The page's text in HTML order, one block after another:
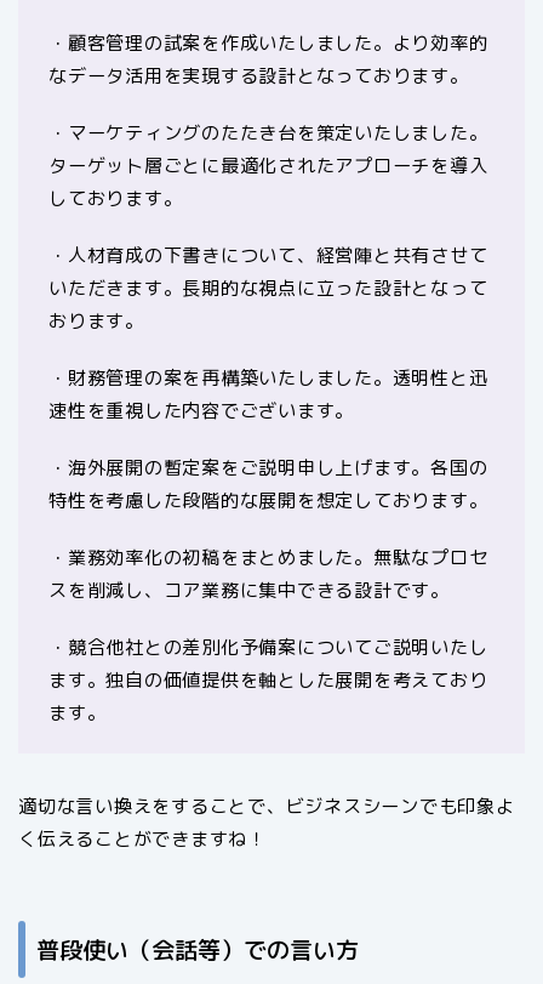
・顧客管理の試案を作成いたしました。より効率的
なデータ活用を実現する設計となっております。
・マーケティングのたたき台を策定いたしました。
ターゲット層ごとに最適化されたアプローチを導入
しております。
・人材育成の下書きについて、経営陣と共有させて
いただきます。長期的な視点に立った設計となって
おります。
・財務管理の案を再構築いたしました。透明性と迅
速性を重視した内容でございます。
・海外展開の暫定案をご説明申し上げます。各国の
特性を考慮した段階的な展開を想定しております。
・業務効率化の初稿をまとめました。無駄なプロセ
スを削減し、コア業務に集中できる設計です。
・競合他社との差別化予備案についてご説明いたし
ます。独自の価値提供を軸とした展開を考えており
ます。
適切な言い換えをすることで、ビジネスシーンでも印象よ
く伝えることができますね！
普段使い（会話等）での言い方